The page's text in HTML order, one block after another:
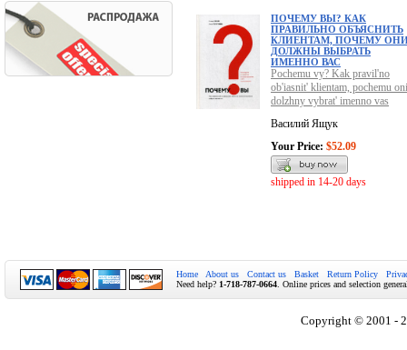
ПОЧЕМУ ВЫ? КАК
ПРАВИЛЬНО ОБЪЯСНИТЬ
КЛИЕНТАМ, ПОЧЕМУ
ДОЛЖНЫ ВЫБРАТЬ
ИМЕННО ВАС
Pochemu vy? Kak pravil'no
ob'iasnit' klientam, pochemu oni
dolzhny vybrat' imenno vas
Василий Ящук
Your Price: $52.09
shipped in 14-20 days
Home About us Contact us Basket Return Policy
Need help? 1-718-787-0664 . Online prices and selection
Copyright © 2001 -